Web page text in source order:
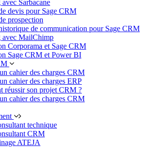
Sarbacane
devis pour Sage CRM
prospection
de communication pour Sage CRM
avec MailChimp
Corporama et Sage CRM
Sage CRM et Power BI
cahier des charges CRM
cahier des charges ERP
réussir son projet CRM ?
cahier des charges CRM
technique
CRM
ATEJA